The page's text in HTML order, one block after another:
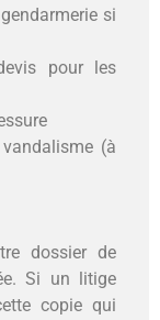
si
pour les
(à
dossier de
Si un litige
copie qui